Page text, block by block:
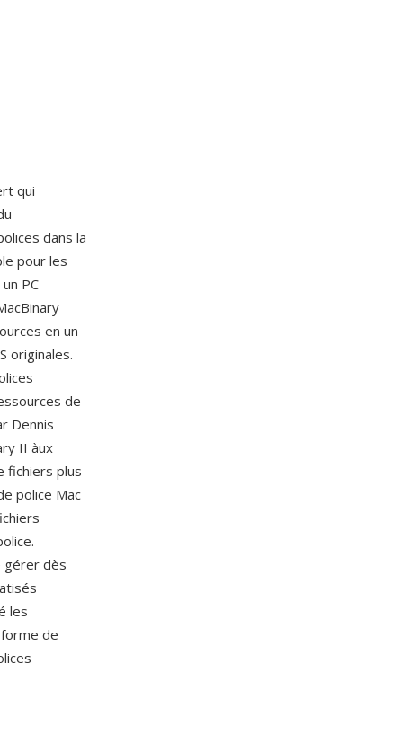
qui
dans la
pour les
PC
en un
originales.
de
Dennis
II àux
fichiers plus
police Mac
gérer dès
les
de